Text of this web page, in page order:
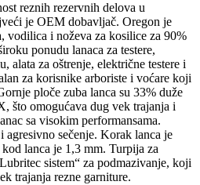
reznih rezervnih delova u
je OEM dobavljač. Oregon je
vodilica i noževa za kosilice za 90%
ponudu lanaca za testere,
alata za oštrenje, električne testere i
za korisnike arboriste i voćare koji
ploče zuba lanca su 33% duže
što omogućava dug vek trajanja i
sa visokim performansama.
agresivno sečenje. Korak lanca je
lanca je 1,3 mm. Turpija za
sistem“ za podmazivanje, koji
trajanja rezne garniture.